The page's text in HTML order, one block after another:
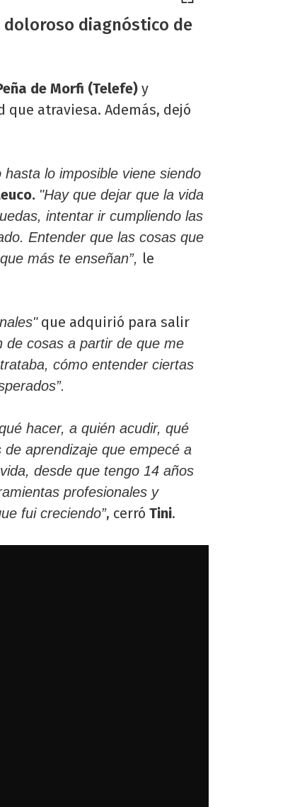
diagnóstico de
de Morfi (Telefe) y
atraviesa. Además, dejó
lo imposible viene siendo
"Hay que dejar que la vida
intentar ir cumpliendo las
Entender que las cosas que
más te enseñan”, le
que adquirió para salir
de cosas a partir de que me
cómo entender ciertas
hacer, a quién acudir, qué
aprendizaje que empecé a
desde que tengo 14 años
profesionales y
fui creciendo”, cerró Tini.